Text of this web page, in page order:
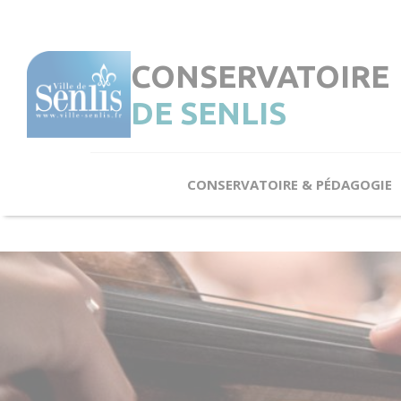
CONSERVATOIRE
DE SENLIS
CONSERVATOIRE & PÉDAGOGIE
Le Conservatoire en quelques notes
L’Enseignement
Éveil & Initiation